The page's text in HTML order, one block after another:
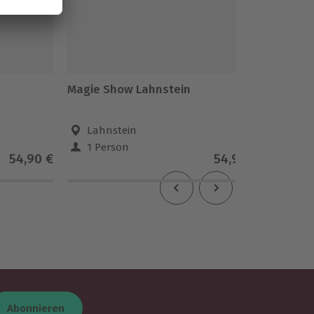
54,90 €
Magie Show Lahnstein
Lahnstein
1 Person
54,90 €
Abonnieren